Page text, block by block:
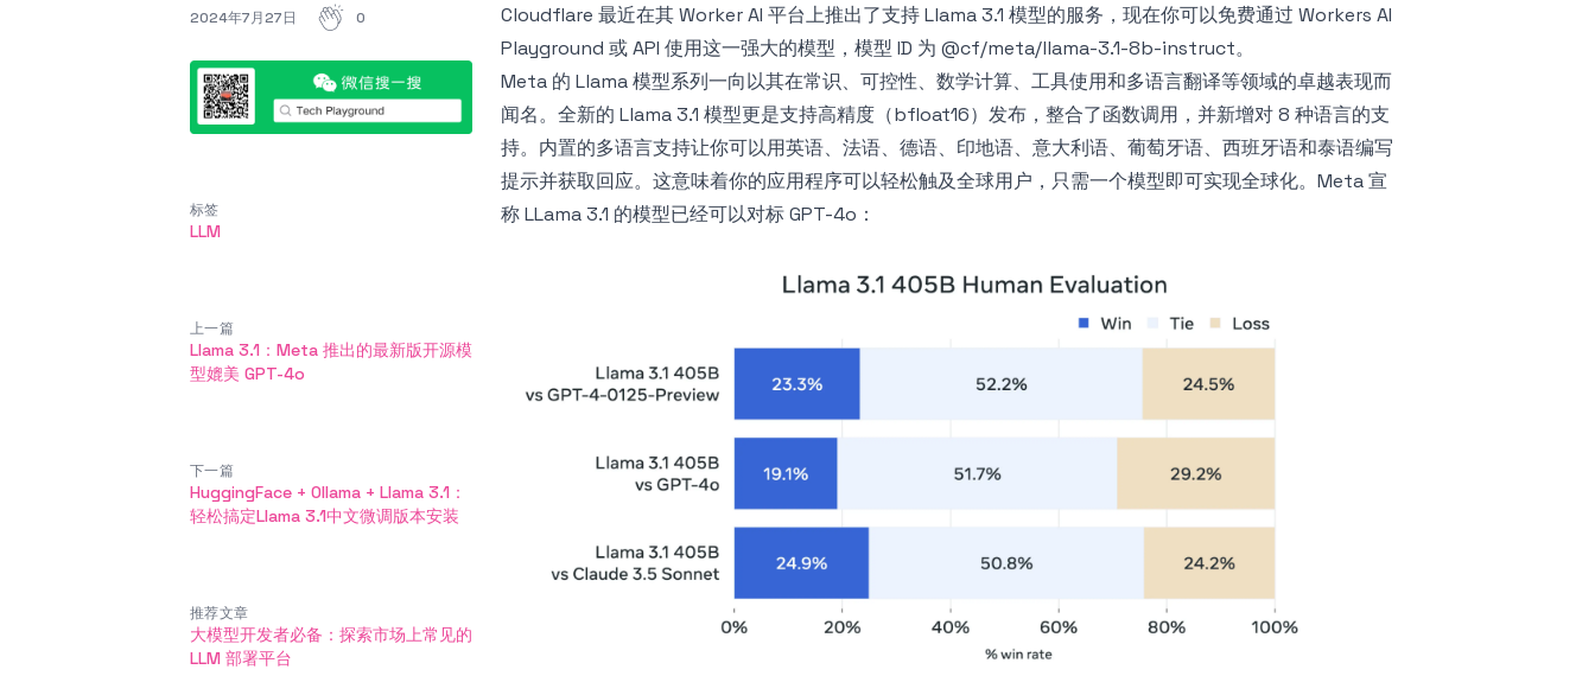
作者
2024年7月27日 0
标签
LLM
上一篇
Llama 3.1：Meta 推出的最新版开源模
型媲美 GPT-4o
下一篇
HuggingFace + Ollama + Llama 3.1：
轻松搞定Llama 3.1中文微调版本安装
推荐文章
大模型开发者必备：探索市场上常见的
LLM 部署平台
Cloudflare 最近在其 Worker AI 平台上推出了支持 Llama 3.1 模型的服务，现在你可以免费通过 Workers AI
Playground 或 API 使用这一强大的模型，模型 ID 为 @cf/meta/llama-3.1-8b-instruct。
Meta 的 Llama 模型系列一向以其在常识、可控性、数学计算、工具使用和多语言翻译等领域的卓越表现而
闻名。全新的 Llama 3.1 模型更是支持高精度（bfloat16）发布，整合了函数调用，并新增对 8 种语言的支
持。内置的多语言支持让你可以用英语、法语、德语、印地语、意大利语、葡萄牙语、西班牙语和泰语编写
提示并获取回应。这意味着你的应用程序可以轻松触及全球用户，只需一个模型即可实现全球化。Meta 宣
称 LLama 3.1 的模型已经可以对标GPT-4o：